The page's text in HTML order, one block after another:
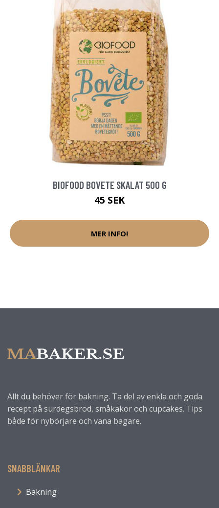
BIOFOOD BOVETE SKALAT 500 G
45 SEK
MER INFO!
Allt du behöver för bakning. Ta del av enkla och goda
recept på surdegsbröd, småkakor och cupcakes. Tips
både för nybörjare och vana bagare.
SNABBLÄNKAR
Bakning